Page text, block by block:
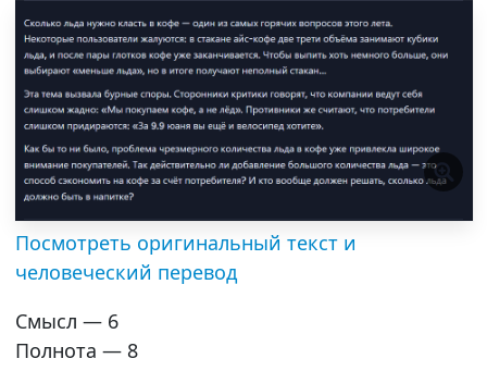
Посмотреть оригинальный текст и
человеческий перевод
Смысл — 6
Полнота — 8